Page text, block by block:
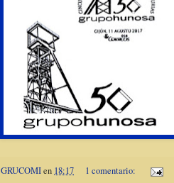
GRUCOMIen 18:17
1 comentario: